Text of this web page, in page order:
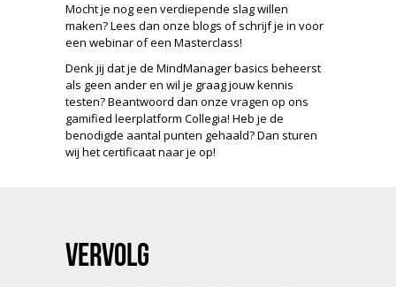
Mocht je nog een verdiepende slag willen
maken? Lees dan onze blogs of schrijf je in voor
een webinar of een Masterclass!
Denk jij dat je de MindManager basics beheerst
als geen ander en wil je graag jouw kennis
testen? Beantwoord dan onze vragen op ons
gamified leerplatform Collegia! Heb je de
benodigde aantal punten gehaald? Dan sturen
wij het certificaat naar je op!
Vervolg